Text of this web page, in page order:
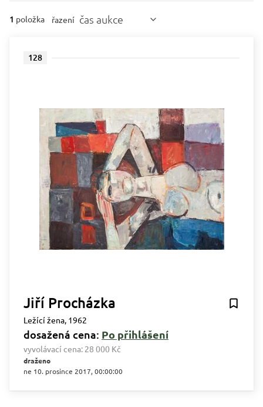
1 položka řazení čas aukce
128
Jiří Procházka
Ležící žena, 1962
dosažená cena: Po přihlášení
vyvolávací cena: 28 000 Kč
draženo
ne 10. prosince 2017, 00:00:00